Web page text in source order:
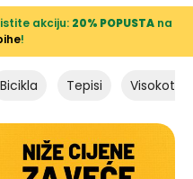
akciju: 20% POPUSTAna
!
Bicikla Tepisi